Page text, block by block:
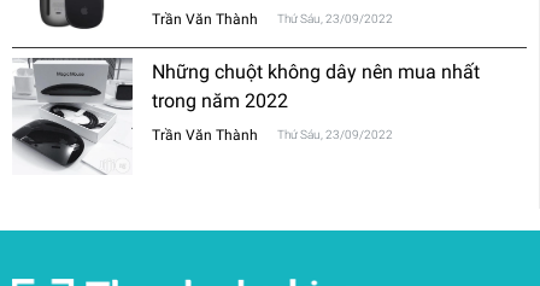
thường?
Trần Văn Thành Thứ Sáu, 23/09/2022
Những chuột không dây nên mua nhất
trong năm 2022
Trần Văn Thành Thứ Sáu, 23/09/2022